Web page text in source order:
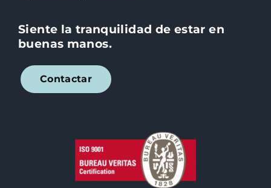
Siente la tranquilidad de estar en
buenas manos.
Contactar